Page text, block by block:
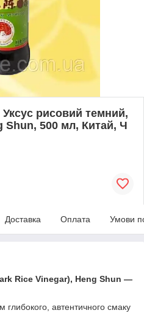
рисовий темний,
Shun, 500 мл, Китай, Ч
Доставка Оплата Умови
Rice Vinegar), Heng Shun —
глибокого, автентичного смаку